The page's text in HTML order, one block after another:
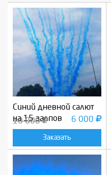
Синий дневной салют
на 15 залпов
10 000 6 000
Заказать